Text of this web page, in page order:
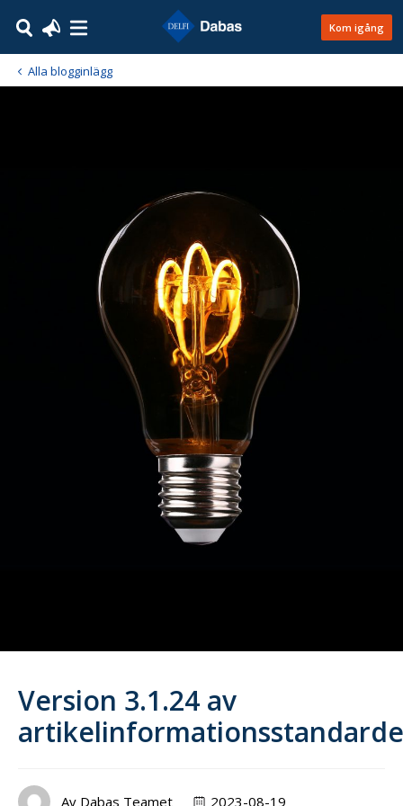
Kom igång
Alla blogginlägg
Version 3.1.24 av
Av Dabas Teamet 2023-08-19